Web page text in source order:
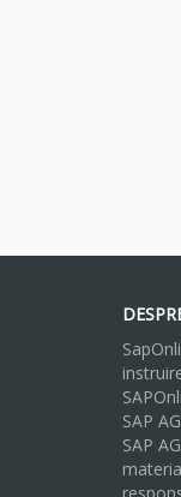
SAP
SAP